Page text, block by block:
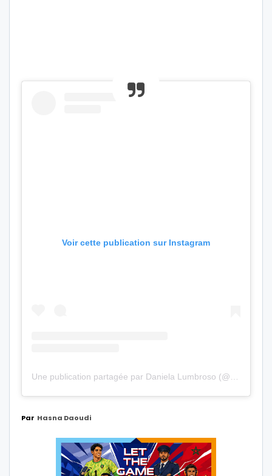
Voir cette publication sur Instagram
Par Hasna Daoudi